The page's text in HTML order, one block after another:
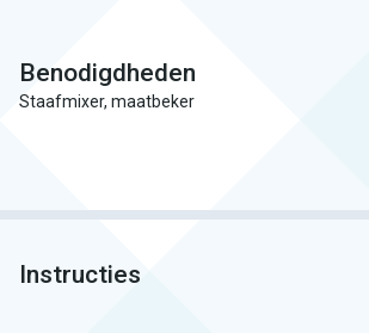
Benodigdheden
Staafmixer, maatbeker
Instructies